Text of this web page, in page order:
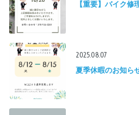
【重要】バイク
2025.08.07
夏季休暇のお知ら